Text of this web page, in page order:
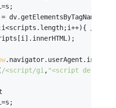
//一段
/<script/gi , "<script defer "